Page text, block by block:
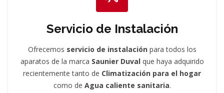
Servicio de Instalación
Ofrecemos servicio de instalaciónpara todos los
aparatos de la marca Saunier Duvalque haya adquirido
recientemente tanto de Climatización para el hogar
como de Agua caliente sanitaria.